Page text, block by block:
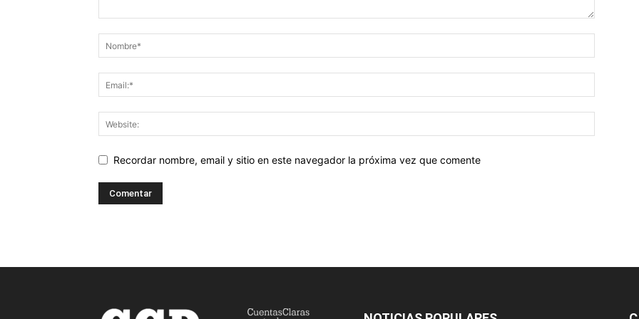
Recordar nombre, email y sitio en este navegador la próxima vez que comente